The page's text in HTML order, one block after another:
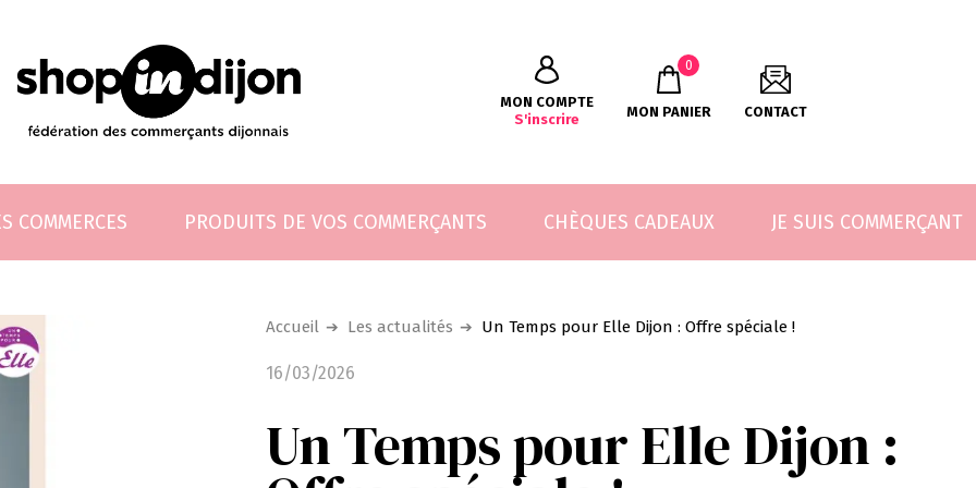
MON COMPTE
S'inscrire
0
MON PANIER CONTACT
COMMERCES PRODUITS DE VOS COMMERÇANTS CHÈQUES CADEAUX JE SUIS COMMERÇANT
Accueil Les actualités Un Temps pour Elle Dijon : Offre spéciale !
16/03/2026
Un Temps pour Elle Dijon :